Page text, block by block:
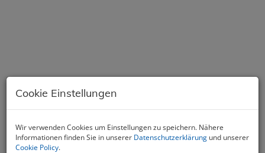
Cookie Einstellungen
Wir verwenden Cookies um Einstellungen zu speichern. Nähere
Informationen finden Sie in unserer Datenschutzerklärung und unserer
Cookie Policy.